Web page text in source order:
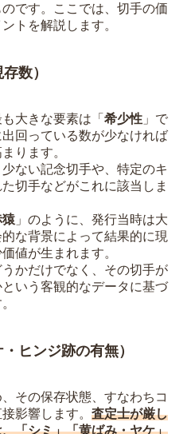
です。ここでは、切手の価
トを解説します。
数）
大きな要素は「 希少性 」で
回っている数が少なければ
ります。
ない記念切手や、特定のキ
切手などがこれに該当しま
猿 」のように、発行当時は大
な背景によって結果的に現
値が生まれます。
かだけでなく、その切手が
いう客観的なデータに基づ
ヒンジ跡の有無）
その保存状態、すなわちコ
影響します。 査定士が厳し
「シミ」「黄ばみ・ヤケ」